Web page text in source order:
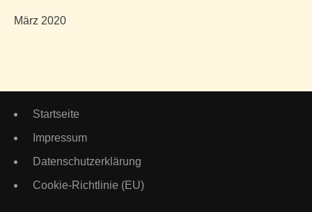
März 2020
Startseite
Impressum
Datenschutzerklärung
Cookie-Richtlinie (EU)